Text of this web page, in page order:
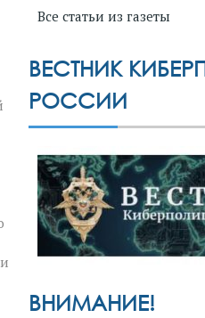
Все статьи из газеты
ВЕСТНИК
РОССИИ
ВНИМАНИЕ!